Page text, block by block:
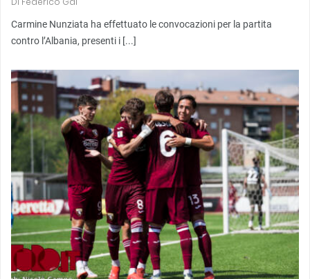
Carmine Nunziata ha effettuato le convocazioni per la partita
contro l’Albania, presenti i [...]